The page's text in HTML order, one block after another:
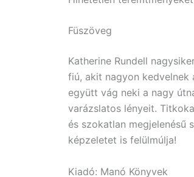
Füszöveg
Katherine Rundell
fiú, akit nagyon kedvelnek
együtt vág neki a nagy
varázslatos lényeit.
és szokatlan megjelenésű
képzeletet is felülmúlja!
Kiadó: Manó Könyvek